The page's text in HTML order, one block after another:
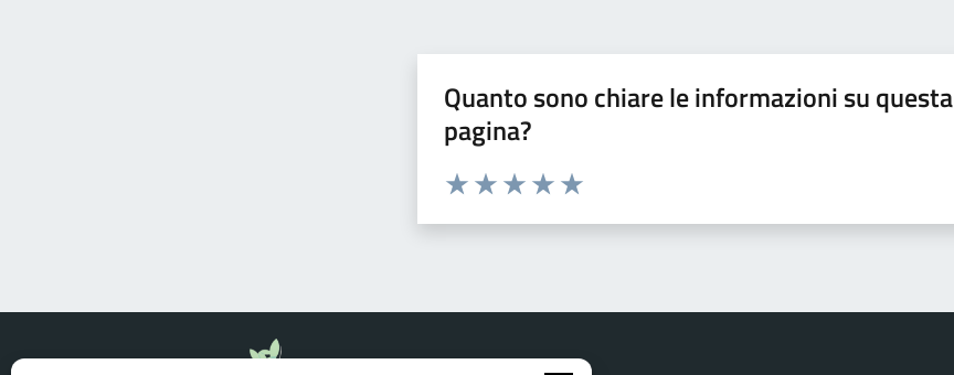
Quanto sono chiare le informazioni su questa
pagina?